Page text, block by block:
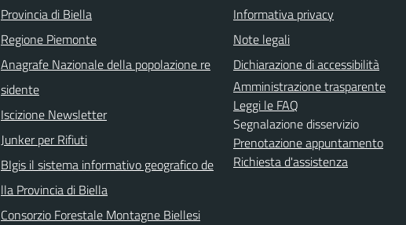
Provincia di Biella
Regione Piemonte
Anagrafe Nazionale della popolazione re
sidente
Iscizione Newsletter
Junker per Rifiuti
BIgis il sistema informativo geografico de
lla Provincia di Biella
Consorzio Forestale Montagne Biellesi
Informativa privacy
Note legali
Dichiarazione di accessibilità
Amministrazione trasparente
Leggi le FAQ
Segnalazione disservizio
Prenotazione appuntamento
Richiesta d'assistenza